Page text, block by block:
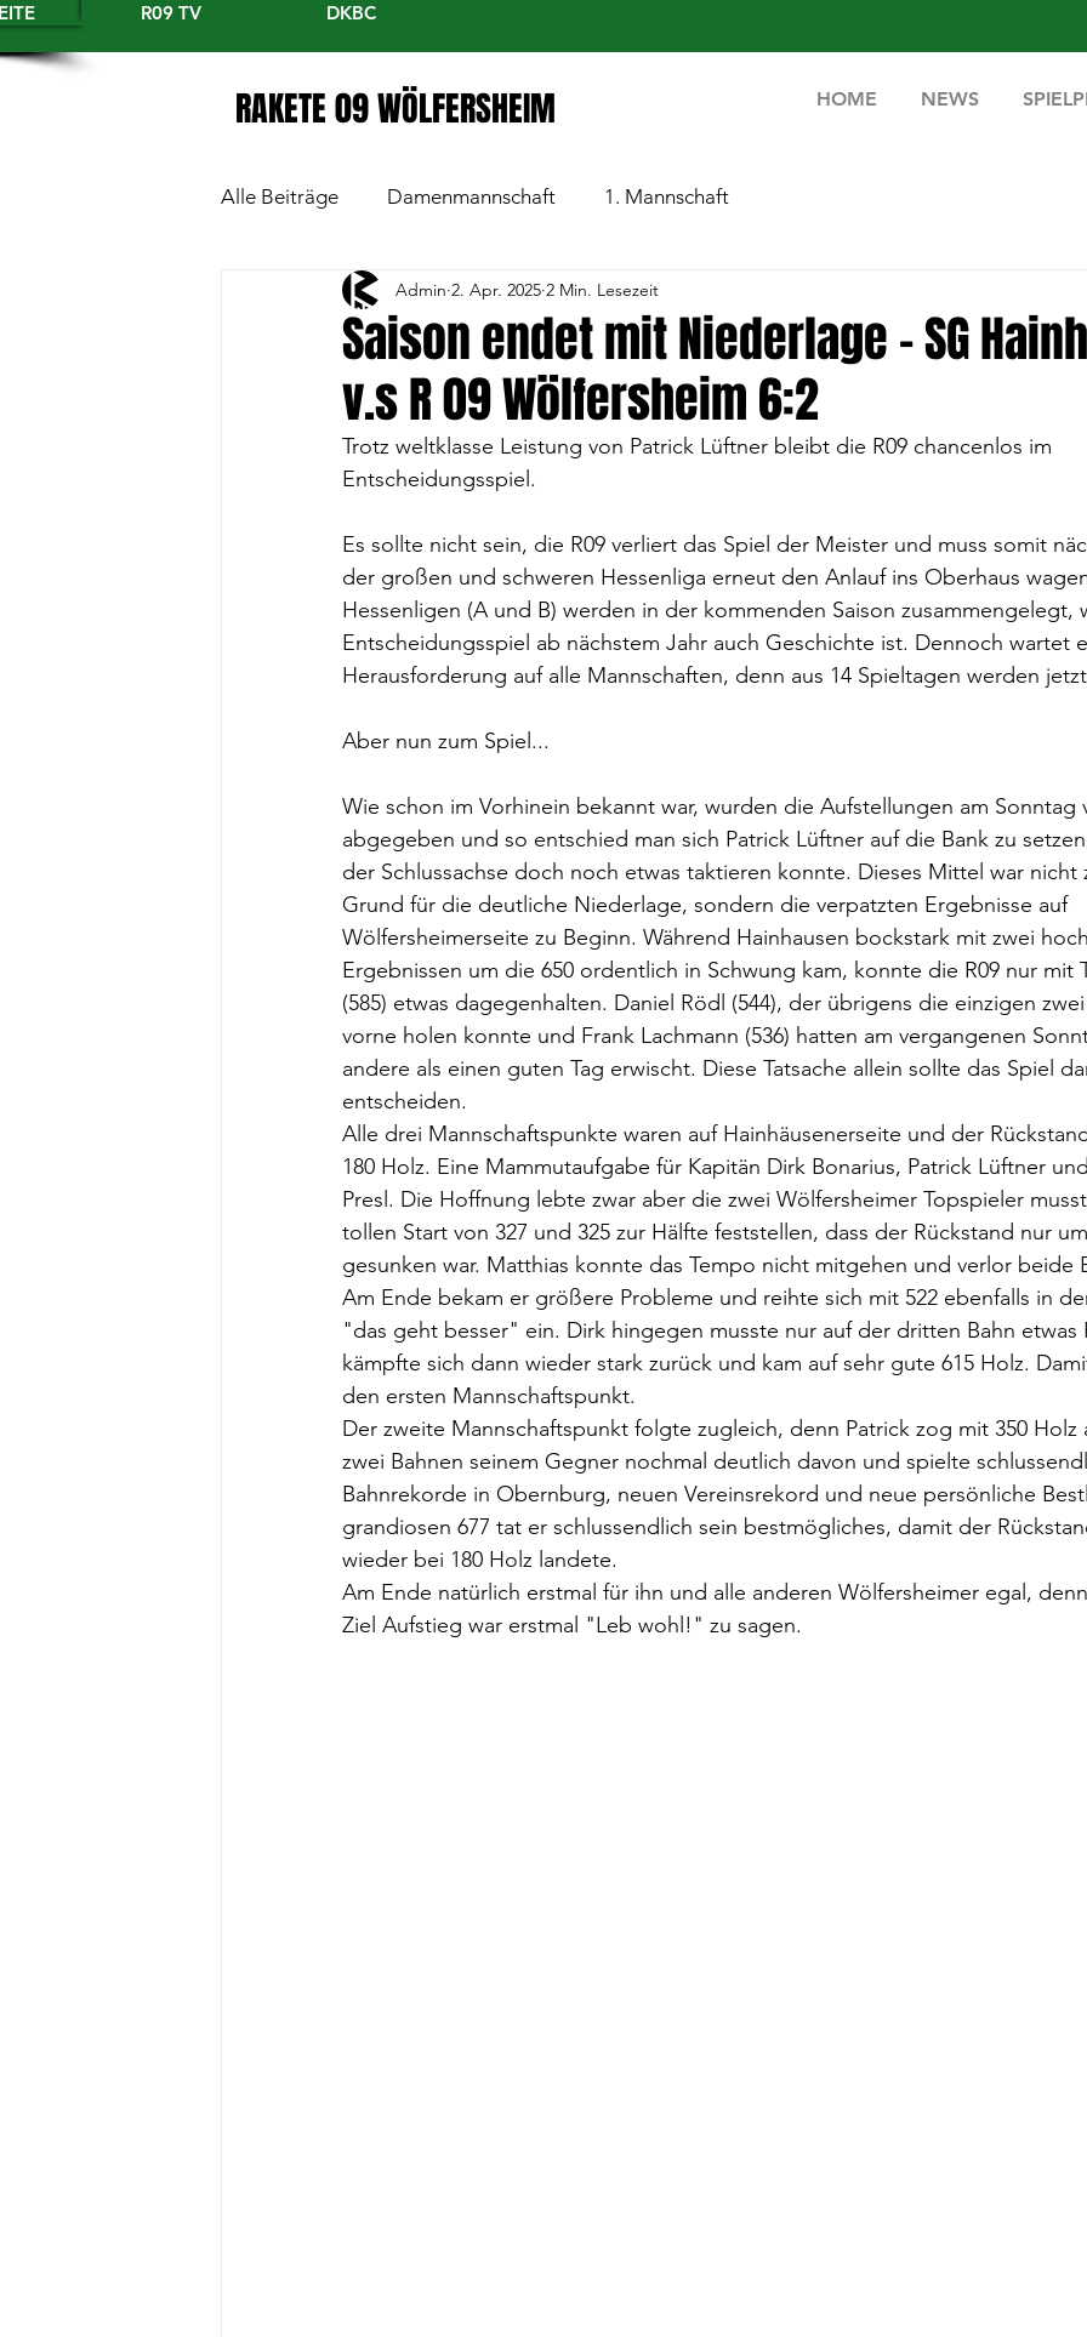
R09 TV DKBC
RAKETE 09 WÖLFERSHEIM HOME NEWS
Alle Beiträge Damenmannschaft 1. Mannschaft
Saison endet mit Niederlage - SG
v.s R 09 Wölfersheim 6:2
Admin 2. Apr. 2025 2 Min. Lesezeit
Trotz weltklasse Leistung von Patrick Lüftner bleibt die R09 chancenlos im
Entscheidungsspiel.
Es sollte nicht sein, die R09 verliert das Spiel der Meister und muss somit
der großen und schweren Hessenliga erneut den Anlauf ins Oberhaus
Hessenligen (A und B) werden in der kommenden Saison zusammengelegt,
Entscheidungsspiel ab nächstem Jahr auch Geschichte ist. Dennoch wartet
Herausforderung auf alle Mannschaften, denn aus 14 Spieltagen werden
Aber nun zum Spiel...
Wie schon im Vorhinein bekannt war, wurden die Aufstellungen am Sonntag
abgegeben und so entschied man sich Patrick Lüftner auf die Bank zu
der Schlussachse doch noch etwas taktieren konnte. Dieses Mittel war nicht
Grund für die deutliche Niederlage, sondern die verpatzten Ergebnisse auf
Wölfersheimerseite zu Beginn. Während Hainhausen bockstark mit zwei
Ergebnissen um die 650 ordentlich in Schwung kam, konnte die R09 nur mit
(585) etwas dagegenhalten. Daniel Rödl (544), der übrigens die einzigen
vorne holen konnte und Frank Lachmann (536) hatten am vergangenen
andere als einen guten Tag erwischt. Diese Tatsache allein sollte das Spiel
entscheiden.
Alle drei Mannschaftspunkte waren auf Hainhäusenerseite und der
180 Holz. Eine Mammutaufgabe für Kapitän Dirk Bonarius, Patrick Lüftner
Presl. Die Hoffnung lebte zwar aber die zwei Wölfersheimer Topspieler
tollen Start von 327 und 325 zur Hälfte feststellen, dass der Rückstand nur
gesunken war. Matthias konnte das Tempo nicht mitgehen und verlor beide
Am Ende bekam er größere Probleme und reihte sich mit 522 ebenfalls in
"das geht besser" ein. Dirk hingegen musste nur auf der dritten Bahn etwas
kämpfte sich dann wieder stark zurück und kam auf sehr gute 615 Holz.
den ersten Mannschaftspunkt.
Der zweite Mannschaftspunkt folgte zugleich, denn Patrick zog mit 350 Holz
zwei Bahnen seinem Gegner nochmal deutlich davon und spielte
Bahnrekorde in Obernburg, neuen Vereinsrekord und neue persönliche
grandiosen 677 tat er schlussendlich sein bestmögliches, damit der
wieder bei 180 Holz landete.
Am Ende natürlich erstmal für ihn und alle anderen Wölfersheimer egal,
Ziel Aufstieg war erstmal "Leb wohl!" zu sagen.